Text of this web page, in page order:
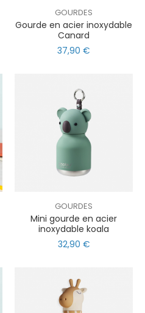
GOURDES
Gourde en acier inoxydable
Canard
37,90 €
GOURDES
Mini gourde en acier
inoxydable koala
32,90 €